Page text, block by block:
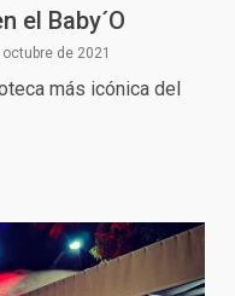
el Baby´O
de 2021
más icónica del